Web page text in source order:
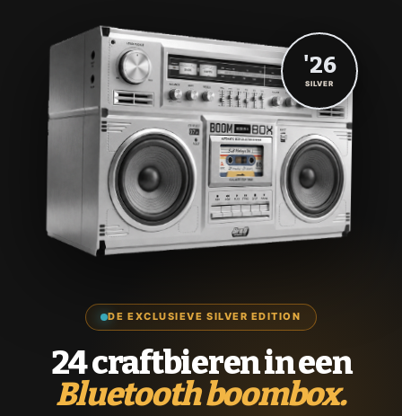
DE EXCLUSIEVE SILVER EDITION
24 craftbieren in een
Bluetooth boombox.
'26
SILVER